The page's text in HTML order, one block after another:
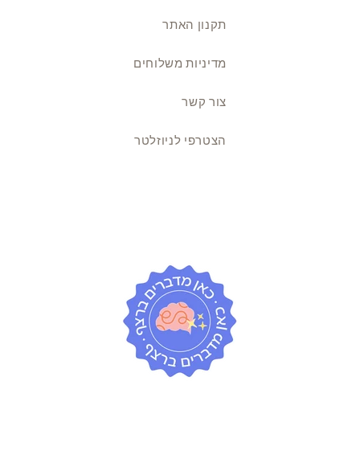
תקנון האתר
מדיניות משלוחים
צור קשר
הצטרפי לניוזלטר